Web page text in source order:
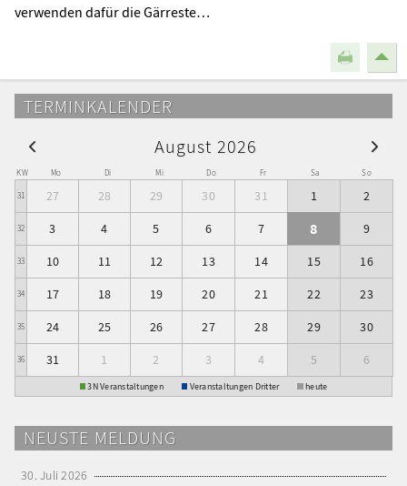
verwenden dafür die Gärreste…
TERMINKALENDER
August 2026
KW Mo Di Mi Do Fr Sa So
31 27 28 29 30 31 1 2
32 3 4 5 6 7 8 9
33 10 11 12 13 14 15 16
34 17 18 19 20 21 22 23
35 24 25 26 27 28 29 30
36 31 1 2 3 4 5 6
3N Veranstaltungen Veranstaltungen Dritter heute
NEUSTE MELDUNG
30. Juli 2026